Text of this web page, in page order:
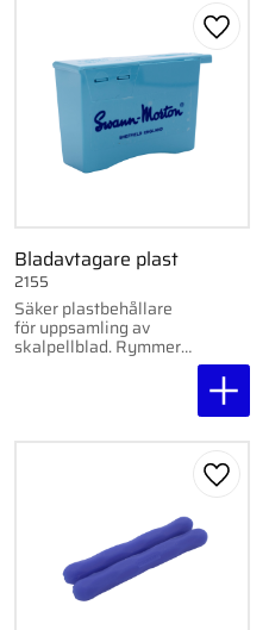
i favoriter
Bladavtagare plast
Säker plastbehållare
för uppsamling av
skalpellblad. Rymmer
2155
Lägg
i favoriter Lägg